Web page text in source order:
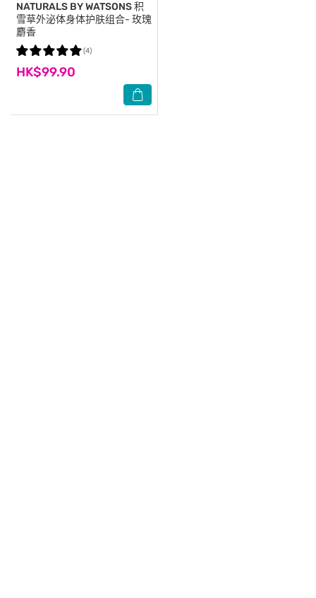
NATURALS BY WATSONS积
雪草外泌体身体护肤组合- 玫瑰
麝香
HK$99.90
(4)